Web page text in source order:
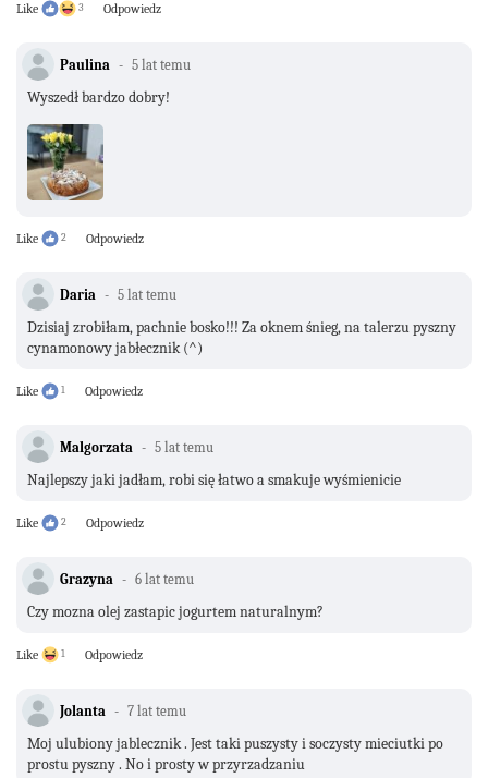
Like 3 Odpowiedz
Paulina 5 lat temu
Wyszedł bardzo dobry!
Like 2 Odpowiedz
Daria 5 lat temu
Dzisiaj zrobiłam, pachnie bosko!!! Za oknem śnieg, na talerzu pyszny
cynamonowy jabłecznik (^)
Like 1 Odpowiedz
Malgorzata 5 lat temu
Najlepszy jaki jadłam, robi się łatwo a smakuje wyśmienicie
Like 2 Odpowiedz
Grazyna 6 lat temu
Czy mozna olej zastapic jogurtem naturalnym?
Like 1 Odpowiedz
Jolanta 7 lat temu
Moj ulubiony jablecznik . Jest taki puszysty i soczysty mieciutki po
prostu pyszny . No i prosty w przyrzadzaniu